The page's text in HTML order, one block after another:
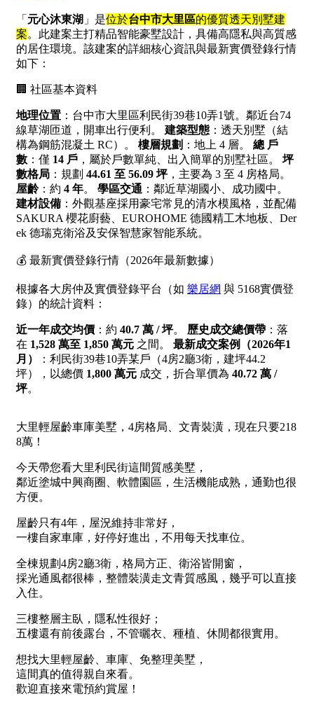
台東縣
花蓮縣
樓層
不拘
地下室
3樓 4樓
5~10樓 11~20樓
21樓以上
~ 樓
不拘
2房 3房
4房 5房以上
屋齡
不拘
20-30 年 30-40 年
40 年以上
售價